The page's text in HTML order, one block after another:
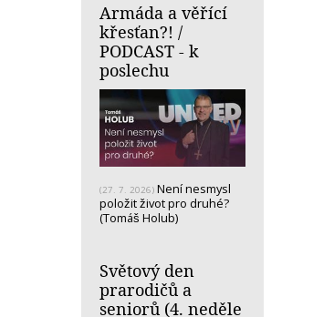
Armáda a věřící
křesťan?! /
PODCAST - k
poslechu
(27. 7. 2026) Není nesmysl
položit život pro druhé?
(Tomáš Holub)
Světový den
prarodičů a
seniorů (4. neděle